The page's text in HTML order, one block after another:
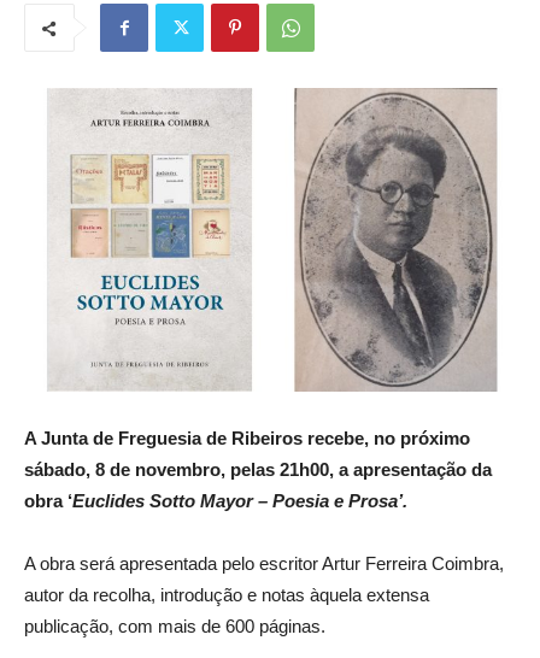
A Junta de Freguesia de Ribeiros recebe, no próximo
sábado, 8 de novembro, pelas 21h00, a apresentação da
obra ‘Euclides Sotto Mayor – Poesia e Prosa’.
A obra será apresentada pelo escritor Artur Ferreira Coimbra,
autor da recolha, introdução e notas àquela extensa
publicação, com mais de 600 páginas.